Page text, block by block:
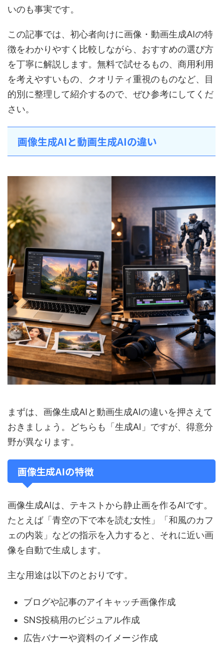
いのも事実です。
この記事では、初心者向けに画像・動画生成AIの特
徴をわかりやすく比較しながら、おすすめの選び方
を丁寧に解説します。無料で試せるもの、商用利用
を考えやすいもの、クオリティ重視のものなど、目
的別に整理して紹介するので、ぜひ参考にしてくだ
さい。
画像生成AIと動画生成AIの違い
まずは、画像生成AIと動画生成AIの違いを押さえて
おきましょう。どちらも「生成AI」ですが、得意分
野が異なります。
画像生成AIの特徴
画像生成AIは、テキストから静止画を作るAIです。
たとえば「青空の下で本を読む女性」「和風のカフ
ェの内装」などの指示を入力すると、それに近い画
像を自動で生成します。
主な用途は以下のとおりです。
ブログや記事のアイキャッチ画像作成
SNS投稿用のビジュアル作成
広告バナーや資料のイメージ作成